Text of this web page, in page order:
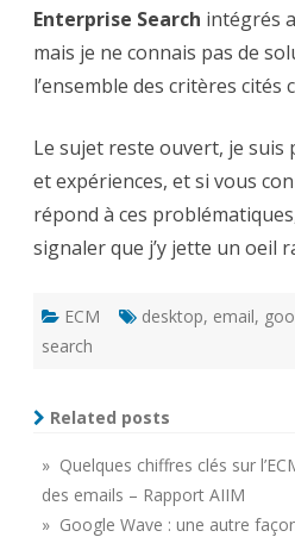
Enterprise Search intégrés
mais je ne connais pas de
l’ensemble des critères cités
Le sujet reste ouvert, je
et expériences, et si vous
répond à ces
signaler que j’y jette un oeil
ECM desktop, email,
search
Related posts
» Quelques chiffres clés sur
des emails – Rapport AIIM
» Google Wave : une autre